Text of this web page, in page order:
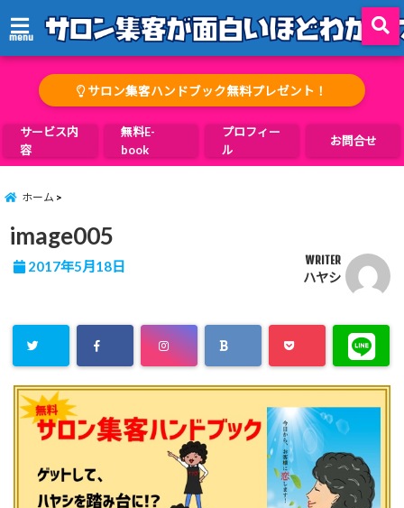
menu
サロン集客ハンドブック無料プレゼント！
サービス内
容
無料E-
book
プロフィー
ル
お問合せ
ホーム
image005
2017年5月18日 WRITER
ハヤシ